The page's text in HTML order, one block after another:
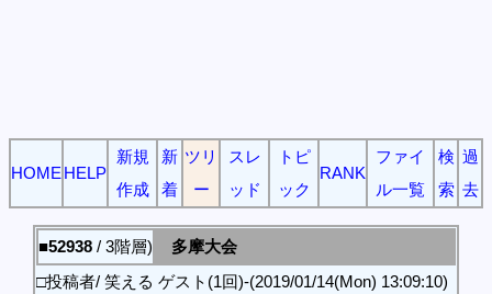
HOME HELP
新規
作成
新
着
ツリ
ー
スレ
ッド
トピ
ック
RANK
ファイ
ル一覧
検
索
過
去
■52938 / 3階層)
多摩大会
□投稿者/ 笑える ゲスト(1回)-(2019/01/14(Mon) 13:09:10)